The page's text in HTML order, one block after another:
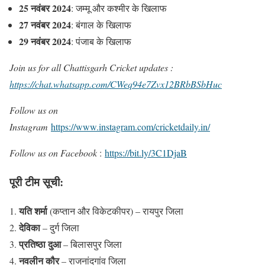
25 नवंबर 2024: जम्मू और कश्मीर के खिलाफ
27 नवंबर 2024: बंगाल के खिलाफ
29 नवंबर 2024: पंजाब के खिलाफ
Join us for all Chattisgarh Cricket updates :
https://chat.whatsapp.com/CWeq94e7Zvx12BRbBSbHuc
Follow us on
Instagram https://www.instagram.com/cricketdaily.in/
Follow us on Facebook : https://bit.ly/3C1DjaB
पूरी टीम सूची:
यति शर्मा(कप्तान और विकेटकीपर) – रायपुर जिला
देविका– दुर्ग जिला
प्रतिष्ठा दुआ– बिलासपुर जिला
नवलीन कौर– राजनांदगांव जिला